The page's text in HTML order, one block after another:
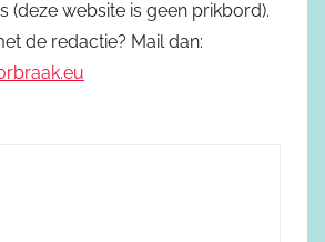
(deze website is geen prikbord).
de redactie? Mail dan: